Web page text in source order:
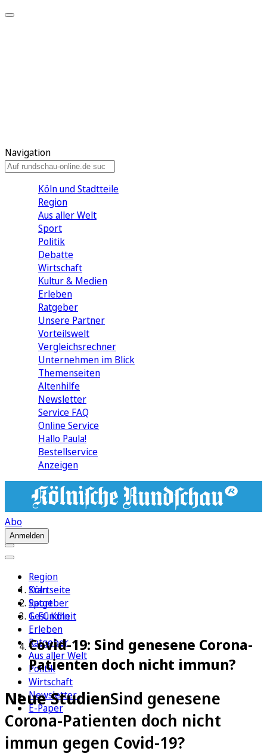
Navigation
Köln und Stadtteile
Region
Aus aller Welt
Sport
Politik
Debatte
Wirtschaft
Kultur & Medien
Erleben
Ratgeber
Unsere Partner
Vorteilswelt
Vergleichsrechner
Unternehmen im Blick
Themenseiten
Altenhilfe
Newsletter
Service FAQ
Online Service
Hallo Paula!
Bestellservice
Anzeigen
Abo
Anmelden
Region
Köln
Sport
1. FC Köln
Erleben
Ratgeber
Aus aller Welt
Politik
Wirtschaft
Newsletter
E-Paper
Startseite
Ratgeber
Gesundheit
Covid-19: Sind genesene Corona-
Patienten doch nicht immun?
Neue StudienSind genesene
Corona-Patienten doch nicht
immun gegen Covid-19?